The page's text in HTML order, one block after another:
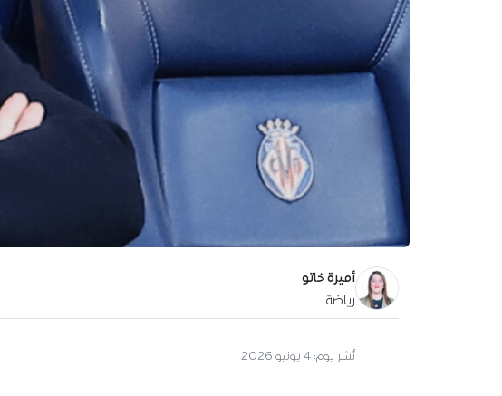
أميرة خاتو
رياضة
نُشر يوم: 4 يونيو 2026